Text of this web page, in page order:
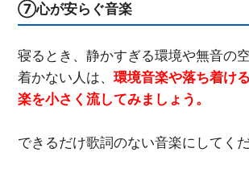
⑦心が安らぐ音楽
寝るとき、静かすぎる環境や無音の
着かない人は、環境音楽や落ち着け
楽を小さく流してみましょう。
できるだけ歌詞のない音楽にしてくだ